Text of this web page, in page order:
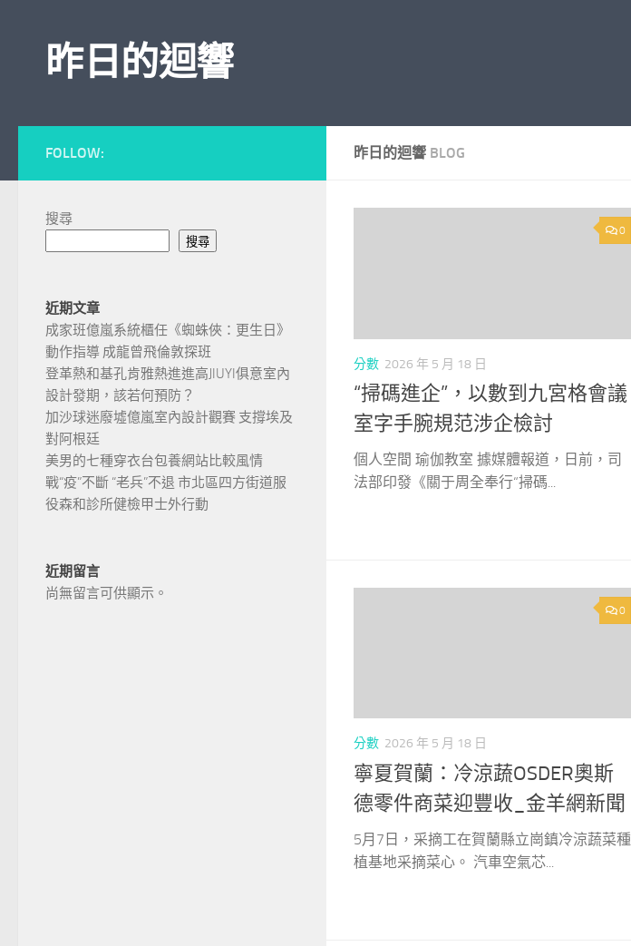
昨日的迴響
昨日的迴響 BLOG
0
分數 2026 年 5 月 18 日
“掃碼進企”，以數到九宮格會議
室字手腕規范涉企檢討
個人空間 瑜伽教室 據媒體報道，日前，司
法部印發《關于周全奉行“掃碼...
0
分數 2026 年 5 月 18 日
寧夏賀蘭：冷涼蔬OSDER奧斯
德零件商菜迎豐收_金羊網新聞
5月7日，采摘工在賀蘭縣立崗鎮冷涼蔬菜種
植基地采摘菜心。 汽車空氣芯...
FOLLOW:
搜尋
搜尋
近期文章
成家班億嵐系統櫃任《蜘蛛俠：更生日》
動作指導 成龍曾飛倫敦探班
登革熱和基孔肯雅熱進進高JIUYI俱意室內
設計發期，該若何預防？
加沙球迷廢墟億嵐室內設計觀賽 支撐埃及
對阿根廷
美男的七種穿衣台包養網站比較風情
戰“疫”不斷 “老兵”不退 市北區四方街道服
役森和診所健檢甲士外行動
近期留言
尚無留言可供顯示。